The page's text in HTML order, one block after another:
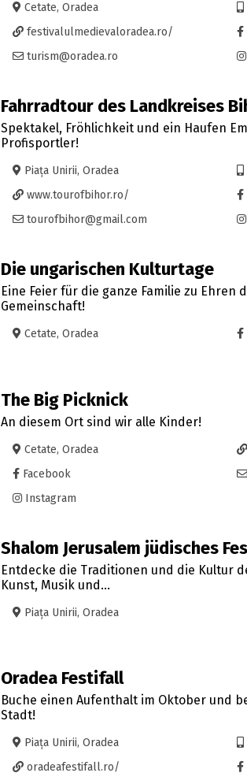
Cetate, Oradea
festivalulmedievaloradea.ro/
turism@oradea.ro
Fahrradtour des Landkreises
Spektakel, Fröhlichkeit und ein Haufen
Profisportler!
Piața Unirii, Oradea
www.tourofbihor.ro/
tourofbihor@gmail.com
Die ungarischen Kulturtage
Eine Feier für die ganze Familie zu
Gemeinschaft!
Cetate, Oradea
The Big Picknick
An diesem Ort sind wir alle Kinder!
Cetate, Oradea
Facebook
Instagram
Shalom Jerusalem jüdisches
Entdecke die Traditionen und die Kultur
Kunst, Musik und...
Piața Unirii, Oradea
Oradea Festifall
Buche einen Aufenthalt im Oktober und
Stadt!
Piața Unirii, Oradea
oradeafestifall.ro/